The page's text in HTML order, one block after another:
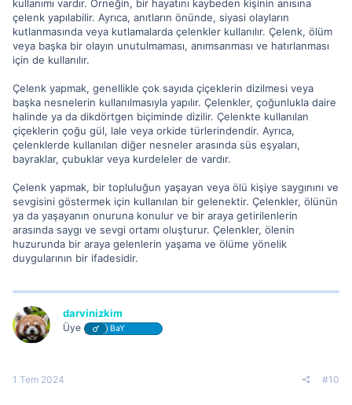
kullanımı vardır. Örneğin, bir hayatını kaybeden kişinin anısına
çelenk yapılabilir. Ayrıca, anıtların önünde, siyasi olayların
kutlanmasında veya kutlamalarda çelenkler kullanılır. Çelenk, ölüm
veya başka bir olayın unutulmaması, anımsanması ve hatırlanması
için de kullanılır.
Çelenk yapmak, genellikle çok sayıda çiçeklerin dizilmesi veya
başka nesnelerin kullanılmasıyla yapılır. Çelenkler, çoğunlukla daire
halinde ya da dikdörtgen biçiminde dizilir. Çelenkte kullanılan
çiçeklerin çoğu gül, lale veya orkide türlerindendir. Ayrıca,
çelenklerde kullanılan diğer nesneler arasında süs eşyaları,
bayraklar, çubuklar veya kurdeleler de vardır.
Çelenk yapmak, bir topluluğun yaşayan veya ölü kişiye saygınını ve
sevgisini göstermek için kullanılan bir gelenektir. Çelenkler, ölünün
ya da yaşayanın onuruna konulur ve bir araya getirilenlerin
arasında saygı ve sevgi ortamı oluşturur. Çelenkler, ölenin
huzurunda bir araya gelenlerin yaşama ve ölüme yönelik
duygularının bir ifadesidir.
darvinizkim
Üye BaY
1 Tem 2024 #10